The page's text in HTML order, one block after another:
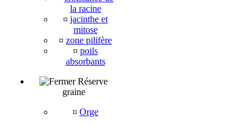
la racine
¤ jacinthe et
mitose
¤ zone pilifère
¤ poils
absorbants
Réserve
graine
¤ Orge